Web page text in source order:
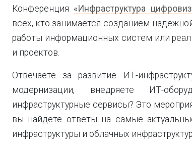
Конференция «Инфраструктура
всех, кто занимается созданием
работы информационных систем или
и проектов.
Отвечаете за развитие ИТ-
модернизации, внедряете ИТ-
инфраструктурные сервисы? Это
вы найдете ответы на самые
инфраструктуры и облачных